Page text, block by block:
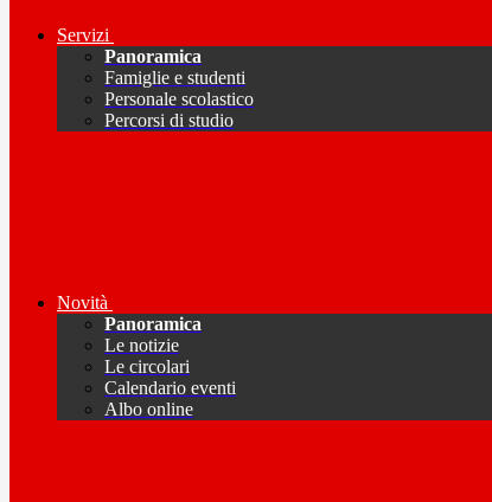
Servizi
Panoramica
Famiglie e studenti
Personale scolastico
Percorsi di studio
Novità
Panoramica
Le notizie
Le circolari
Calendario eventi
Albo online